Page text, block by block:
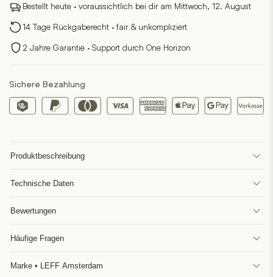
&
Menge
Bestellt heute · voraussichtlich bei dir am Mittwoch, 12. August
14 Tage Rückgaberecht · fair & unkompliziert
2 Jahre Garantie · Support durch One Horizon
Sichere Bezahlung
Produktbeschreibung
Technische Daten
Bewertungen
Häufige Fragen
Marke • LEFF Amsterdam